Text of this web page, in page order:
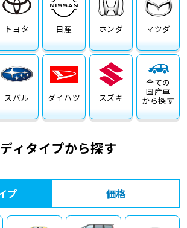
サポート体制
わせ
トヨタ 日産 ホンダ マツダ
スバル ダイハツ スズキ
全ての
国産車
から探す
ィタイプから探す
プ 価格